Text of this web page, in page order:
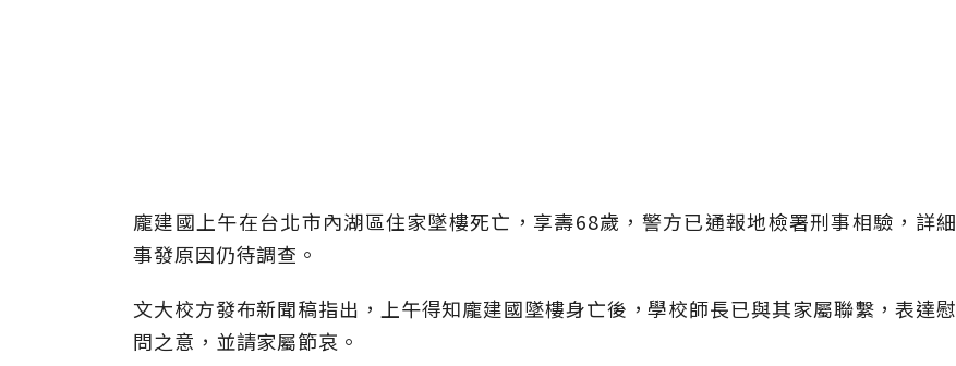
龐建國上午在台北市內湖區住家墜樓死亡，享壽68歲，警方已通報地檢署刑事相驗，詳細
事發原因仍待調查。
文大校方發布新聞稿指出，上午得知龐建國墜樓身亡後，學校師長已與其家屬聯繫，表達慰
問之意，並請家屬節哀。